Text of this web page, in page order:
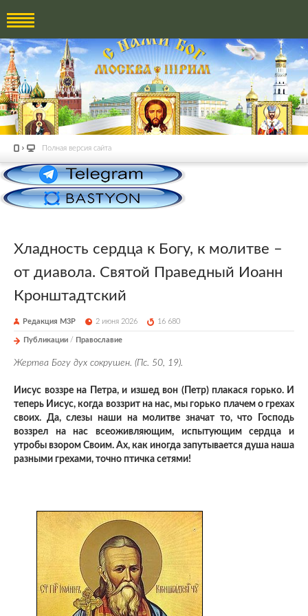
Полная версия сайта
Хладность сердца к Богу, к молитве –
от диавола. Святой Праведный Иоанн
Кронштадтский
Редакция М3Р 2 июня 2026 16 680
Публикации / Православие
Жертва Богу дух сокрушен. (Пс. 50, 19).
Иисус воззре на Петра, и изшед вон (Петр) плакася горько. И
теперь Иисус, когда воззрит на нас, мы горько плачем о грехах
своих. Да, слезы наши на молитве значат то, что Господь
воззрел на нас всеоживляющим, испытующим сердца и
утробы взором Своим. Ах, как иногда запутывается душа наша
разными грехами, точно птичка сетями!